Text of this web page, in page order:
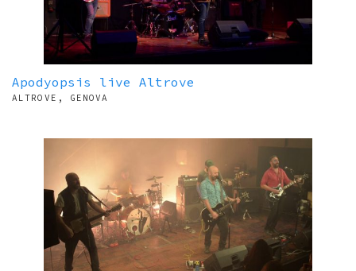
Apodyopsis live Altrove
ALTROVE, GENOVA